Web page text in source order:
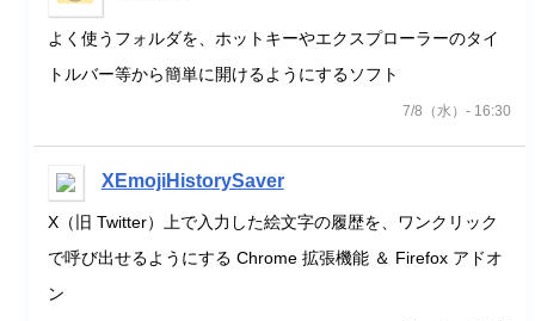
よく使うフォルダを、ホットキーやエクスプローラーのタイ
トルバー等から簡単に開けるようにするソフト
7/8（水）- 16:30
XEmojiHistorySaver
X（旧 Twitter）上で入力した絵文字の履歴を、ワンクリック
で呼び出せるようにする Chrome 拡張機能 ＆ Firefox アドオ
ン